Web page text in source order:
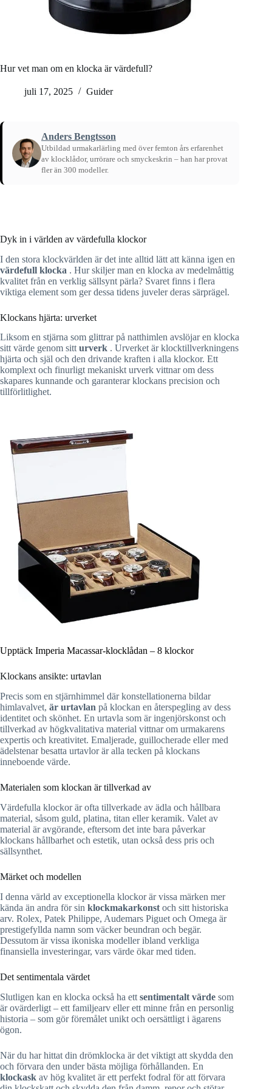
Hur vet man om en klocka är värdefull?
juli 17, 2025 Guider
Anders Bengtsson
Utbildad urmakarlärling med över femton års erfarenhet
av klocklådor, urrörare och smyckeskrin – han har provat
fler än 300 modeller.
Dyk in i världen av värdefulla klockor
I den stora klockvärlden är det inte alltid lätt att känna igen en
värdefull klocka . Hur skiljer man en klocka av medelmåttig
kvalitet från en verklig sällsynt pärla? Svaret finns i flera
viktiga element som ger dessa tidens juveler deras särprägel.
Klockans hjärta: urverket
Liksom en stjärna som glittrar på natthimlen avslöjar en klocka
sitt värde genom sitt urverk . Urverket är klocktillverkningens
hjärta och själ och den drivande kraften i alla klockor. Ett
komplext och finurligt mekaniskt urverk vittnar om dess
skapares kunnande och garanterar klockans precision och
tillförlitlighet.
Upptäck Imperia Macassar-klocklådan – 8 klockor
Klockans ansikte: urtavlan
Precis som en stjärnhimmel där konstellationerna bildar
himlavalvet, är urtavlan på klockan en återspegling av dess
identitet och skönhet. En urtavla som är ingenjörskonst och
tillverkad av högkvalitativa material vittnar om urmakarens
expertis och kreativitet. Emaljerade, guillocherade eller med
ädelstenar besatta urtavlor är alla tecken på klockans
inneboende värde.
Materialen som klockan är tillverkad av
Värdefulla klockor är ofta tillverkade av ädla och hållbara
material, såsom guld, platina, titan eller keramik. Valet av
material är avgörande, eftersom det inte bara påverkar
klockans hållbarhet och estetik, utan också dess pris och
sällsynthet.
Märket och modellen
I denna värld av exceptionella klockor är vissa märken mer
kända än andra för sin klockmakarkonst och sitt historiska
arv. Rolex, Patek Philippe, Audemars Piguet och Omega är
prestigefyllda namn som väcker beundran och begär.
Dessutom är vissa ikoniska modeller ibland verkliga
finansiella investeringar, vars värde ökar med tiden.
Det sentimentala värdet
Slutligen kan en klocka också ha ett sentimentalt värde som
är ovärderligt – ett familjearv eller ett minne från en personlig
historia – som gör föremålet unikt och oersättligt i ägarens
ögon.
När du har hittat din drömklocka är det viktigt att skydda den
och förvara den under bästa möjliga förhållanden. En
klockask av hög kvalitet är ett perfekt fodral för att förvara